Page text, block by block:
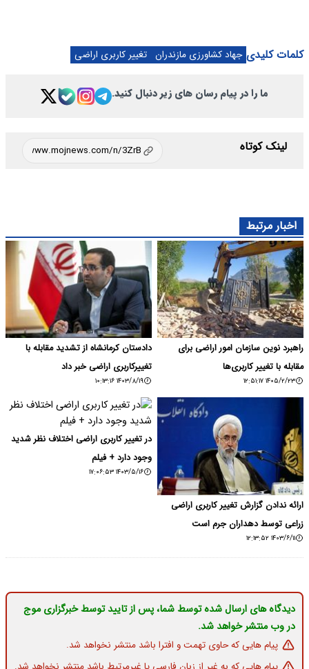
کلمات کلیدی جهاد کشاورزی مازندران تغییر کاربری اراضی
ما را در پیام رسان های زیر دنبال کنید.
لینک کوتاه
اخبار مرتبط
راهبرد نوین سازمان امور اراضی برای
مقابله با تغییر کاربری‌ها
۱۴۰۵/۲/۲۳ ۱۲:۵۱:۱۷
دادستان کرمانشاه از تشدید مقابله با
تغییرکاربری اراضی خبر داد
۱۴۰۳/۸/۱۹ ۱۰:۱۳:۱۶
ارائه ندادن گزارش تغییر کاربری اراضی
زراعی توسط دهداران جرم است
۱۴۰۳/۶/۱۱ ۱۲:۱۳:۵۲
در تغییر کاربری اراضی اختلاف نظر شدید
وجود دارد + فیلم
۱۴۰۳/۵/۱۶ ۱۷:۰۶:۵۳
دیدگاه های ارسال شده توسط شما، پس از تایید توسط خبرگزاری موج
در وب منتشر خواهد شد.
پیام هایی که حاوی تهمت و افترا باشد منتشر نخواهد شد.